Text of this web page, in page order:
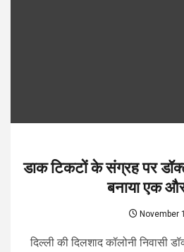
डाक टिकटों के संग्रह पर
बनाया एक और
November
दिल्ली की दिलशाद कॉलोनी निवासी